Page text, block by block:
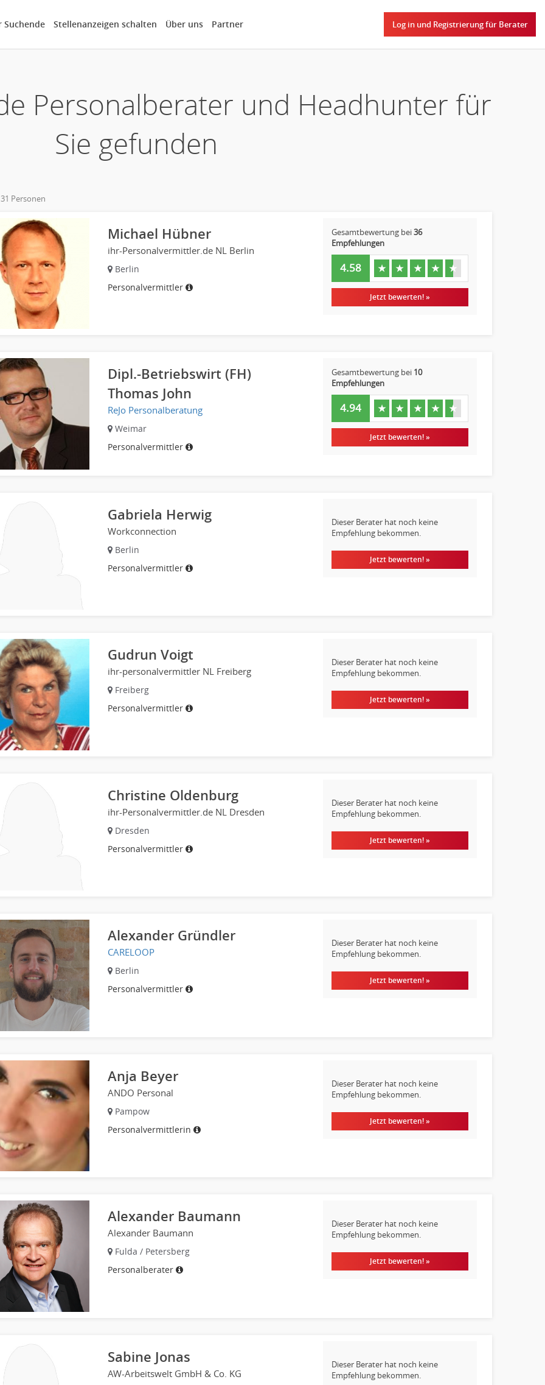
Suchende Stellenanzeigen schalten Über uns Partner Log in und Registrierung für Berater
Personalberater und Headhunter für
Sie gefunden
Personen
Michael Hübner
ihr-Personalvermittler.de NL Berlin
Berlin
Personalvermittler
Gesamtbewertung bei36
Empfehlungen
4.58 ★ ★ ★ ★ ★
Jetzt bewerten! »
Dipl.-Betriebswirt (FH)
Thomas John
ReJo Personalberatung
Weimar
Personalvermittler
Gesamtbewertung bei 10
Empfehlungen
4.94 ★ ★ ★ ★ ★
Jetzt bewerten! »
Gabriela Herwig
Workconnection
Berlin
Personalvermittler
Dieser Berater hat noch keine
Empfehlung bekommen.
Jetzt bewerten! »
Gudrun Voigt
ihr-personalvermittler NL Freiberg
Freiberg
Personalvermittler
Dieser Berater hat noch keine
Empfehlung bekommen.
Jetzt bewerten! »
Christine Oldenburg
ihr-Personalvermittler.de NL Dresden
Dresden
Personalvermittler
Dieser Berater hat noch keine
Empfehlung bekommen.
Jetzt bewerten! »
Alexander Gründler
CARELOOP
Berlin
Personalvermittler
Dieser Berater hat noch keine
Empfehlung bekommen.
Jetzt bewerten! »
Anja Beyer
ANDO Personal
Pampow
Personalvermittlerin
Dieser Berater hat noch keine
Empfehlung bekommen.
Jetzt bewerten! »
Alexander Baumann
Alexander Baumann
Fulda / Petersberg
Personalberater
Dieser Berater hat noch keine
Empfehlung bekommen.
Jetzt bewerten! »
Sabine Jonas
AW-Arbeitswelt GmbH & Co. KG
Dieser Berater hat noch keine
Empfehlung bekommen.